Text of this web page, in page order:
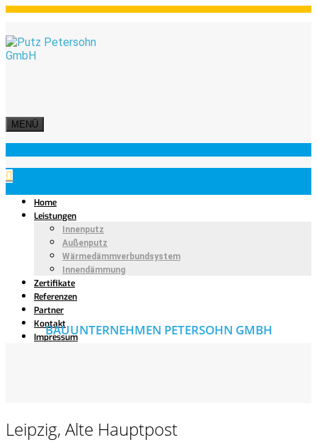
MENÜ
Home
Leistungen
Innenputz
Außenputz
Wärmedämmverbundsystem
Innendämmung
Zertifikate
Referenzen
Partner
Kontakt
Impressum
BAUUNTERNEHMEN PETERSOHN GMBH
Leipzig, Alte Hauptpost